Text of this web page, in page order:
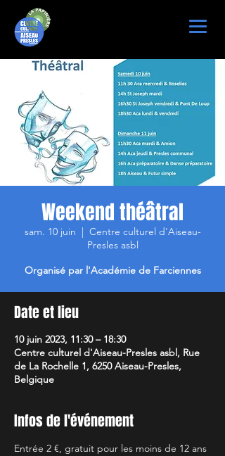
Weekend théâtral
sam. 10 juin
  |
Centre culturel d'Aiseau-
Presles asbl
Organisé par l'Académie de Farciennes
Date et lieu
10 juin 2023, 11:30 – 18:30
Centre culturel d'Aiseau-Presles asbl, Rue
de La Rochelle 1, 6250 Aiseau-Presles,
Belgique
Infos de l'événement
Entrée 2 €, gratuit pour les moins de 12 ans